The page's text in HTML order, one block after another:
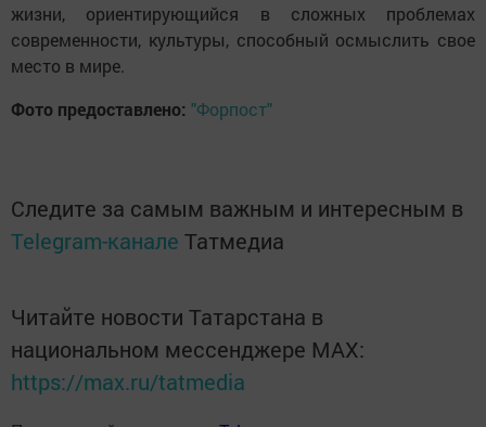
жизни, ориентирующийся в сложных проблемах
современности, культуры, способный осмыслить свое
место в мире.
Фото предоставлено: "Форпост"
Следите за самым важным и интересным в
Telegram-канале Татмедиа
Читайте новости Татарстана в
национальном мессенджере MАХ:
https://max.ru/tatmedia